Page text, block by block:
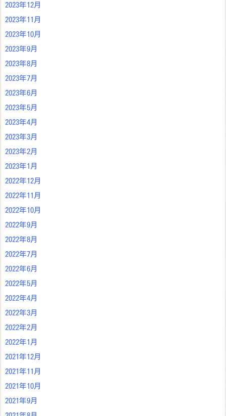
2023年12月
2023年11月
2023年10月
2023年9月
2023年8月
2023年7月
2023年6月
2023年5月
2023年4月
2023年3月
2023年2月
2023年1月
2022年12月
2022年11月
2022年10月
2022年9月
2022年8月
2022年7月
2022年6月
2022年5月
2022年4月
2022年3月
2022年2月
2022年1月
2021年12月
2021年11月
2021年10月
2021年9月